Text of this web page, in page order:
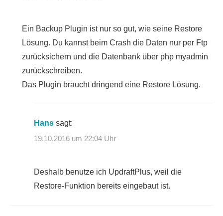
Ein Backup Plugin ist nur so gut, wie seine Restore
Lösung. Du kannst beim Crash die Daten nur per Ftp
zurücksichern und die Datenbank über php myadmin
zurückschreiben.
Das Plugin braucht dringend eine Restore Lösung.
Hans sagt:
19.10.2016 um 22:04 Uhr
Deshalb benutze ich UpdraftPlus, weil die
Restore-Funktion bereits eingebaut ist.